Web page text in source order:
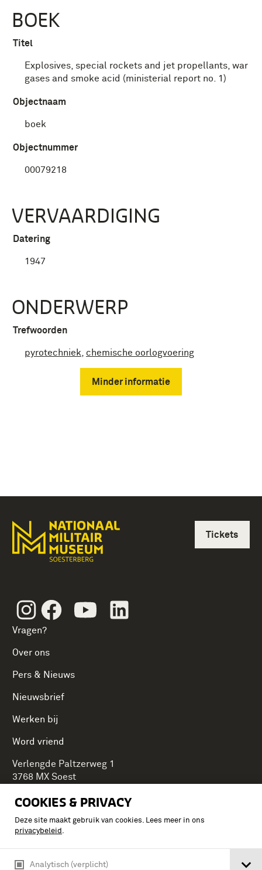
COOKIES & PRIVACY
Deze site maakt gebruik van cookies. Lees meer in ons
privacybeleid .
Analytisch (verplicht)
BOEK
Titel
Explosives, special rockets and jet propellants, war
gases and smoke acid (ministerial report no. 1)
Objectnaam
boek
Objectnummer
00079218
VERVAARDIGING
Datering
1947
ONDERWERP
Trefwoorden
pyrotechniek chemische oorlogvoering
Minder informatie
InstagramFacebookYoutube
Vragen?
Over ons
Pers & Nieuws
Nieuwsbrief
Werken bij
Word vriend
Tickets
Verlengde Paltzerweg 1
3768 MX Soest
Onderdeel van Stichting Koninklijke Defensiemusea,